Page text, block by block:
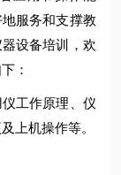
服务和支撑教
设备培训，欢
：
工作原理、仪
上机操作等。